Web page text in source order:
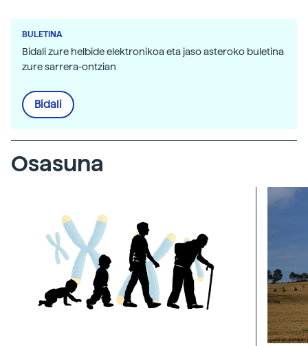
BULETINA
Bidali zure helbide elektronikoa eta jaso asteroko buletina
zure sarrera-ontzian
Bidali
Osasuna